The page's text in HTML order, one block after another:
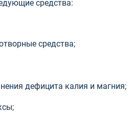
средства:
средства;
дефицита калия и магния;